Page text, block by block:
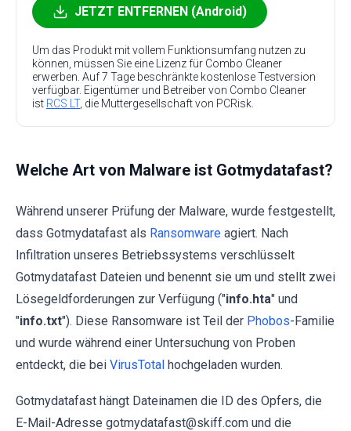
JETZT ENTFERNEN (Android)
Um das Produkt mit vollem Funktionsumfang nutzen zu
können, müssen Sie eine Lizenz für Combo Cleaner
erwerben. Auf 7 Tage beschränkte kostenlose Testversion
verfügbar. Eigentümer und Betreiber von Combo Cleaner
ist RCS LT, die Muttergesellschaft von PCRisk.
Welche Art von Malware ist Gotmydatafast?
Während unserer Prüfung der Malware, wurde festgestellt,
dass Gotmydatafast als Ransomware agiert. Nach
Infiltration unseres Betriebssystems verschlüsselt
Gotmydatafast Dateien und benennt sie um und stellt zwei
Lösegeldforderungen zur Verfügung ("info.hta" und
"info.txt"). Diese Ransomware ist Teil der Phobos-Familie
und wurde während einer Untersuchung von Proben
entdeckt, die bei VirusTotal hochgeladen wurden.
Gotmydatafast hängt Dateinamen die ID des Opfers, die
E-Mail-Adresse gotmydatafast@skiff.com und die